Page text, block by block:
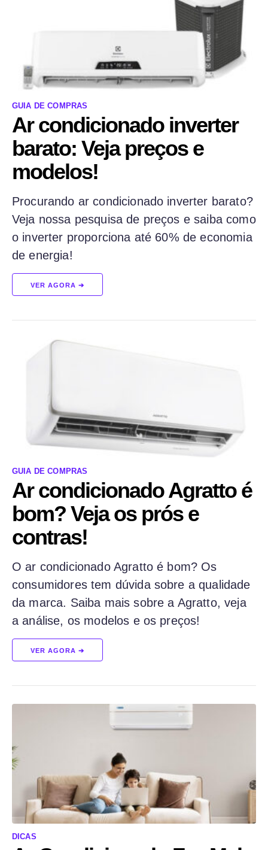
GUIA DE COMPRAS
Ar condicionado inverter
barato: Veja preços e
modelos!
Procurando ar condicionado inverter barato?
Veja nossa pesquisa de preços e saiba como
o inverter proporciona até 60% de economia
de energia!
VER AGORA ➔
GUIA DE COMPRAS
Ar condicionado Agratto é
bom? Veja os prós e
contras!
O ar condicionado Agratto é bom? Os
consumidores tem dúvida sobre a qualidade
da marca. Saiba mais sobre a Agratto, veja
a análise, os modelos e os preços!
VER AGORA ➔
DICAS